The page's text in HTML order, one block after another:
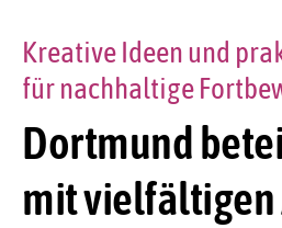
Dortmund
mit vielfältigen
Kreative Ideen und
für nachhaltige